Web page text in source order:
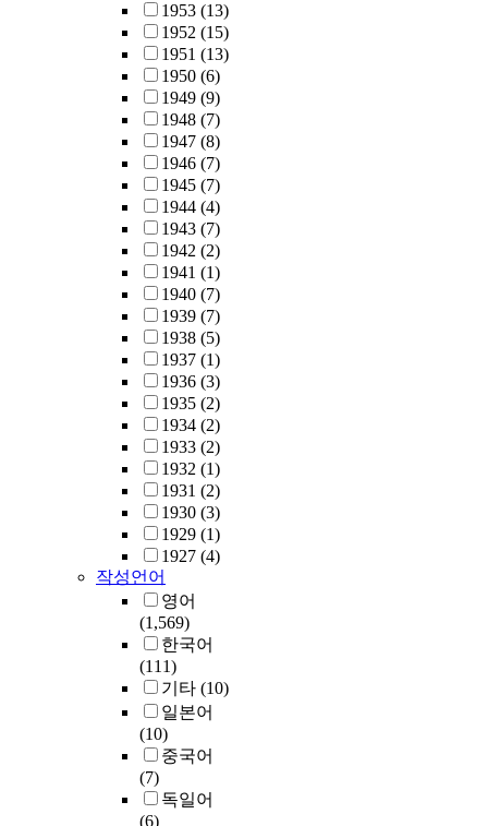
1953 (13)
1952 (15)
1951 (13)
1950 (6)
1949 (9)
1948 (7)
1947 (8)
1946 (7)
1945 (7)
1944 (4)
1943 (7)
1942 (2)
1941 (1)
1940 (7)
1939 (7)
1938 (5)
1937 (1)
1936 (3)
1935 (2)
1934 (2)
1933 (2)
1932 (1)
1931 (2)
1930 (3)
1929 (1)
1927 (4)
작성언어
영어
(1,569)
한국어
(111)
기타 (10)
일본어
(10)
중국어
(7)
독일어
(6)